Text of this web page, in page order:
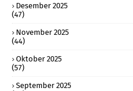
Desember 2025
(47)
November 2025
(44)
Oktober 2025
(57)
September 2025